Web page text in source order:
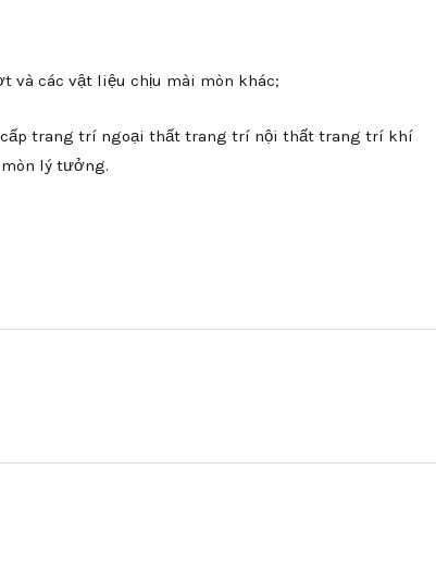
và các vật liệu chịu mài mòn khác;
cấp trang trí ngoại thất trang trí nội thất trang trí khí
lý tưởng.